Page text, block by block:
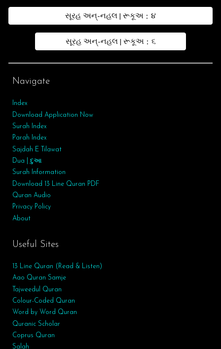
સૂરહ અન્-નહલ | રૂકૂઅ : ૪
સૂરહ અન્-નહલ | રૂકૂઅ : ૬
Navigate
Index
Download Application Now
Surah Index
Parah Index
Sajdah E Tilawat
Dua | દુઆ
Surah Information
Download 13 Line Quran PDF
Quran Audio
Privacy Policy
About
Useful Sites
13 Line Quran (Read & Listen)
Aao Quran Samje
Tajweedul Quran
Colour-Coded Quran
Word by Word Quran
Quranic Scholar
Coprus Quran
Salah